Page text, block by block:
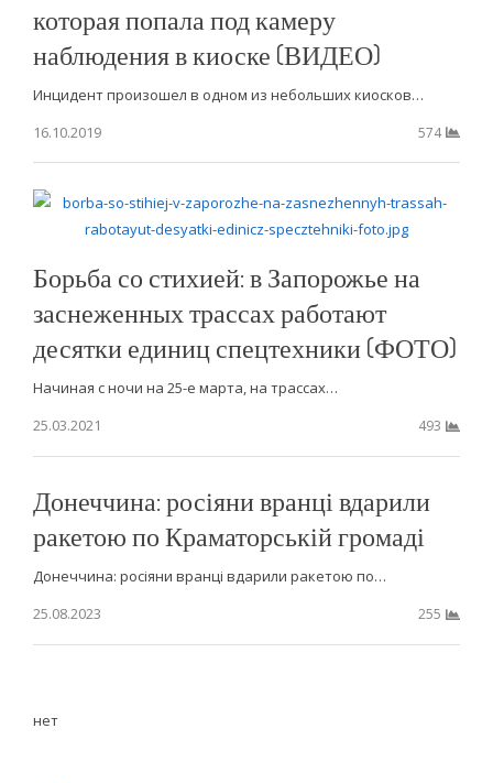
которая попала под камеру
наблюдения в киоске (ВИДЕО)
Инцидент произошел в одном из небольших киосков…
16.10.2019
574
Борьба со стихией: в Запорожье на
заснеженных трассах работают
десятки единиц спецтехники (ФОТО)
Начиная с ночи на 25-е марта, на трассах…
25.03.2021
493
Донеччина: росіяни вранці вдарили
ракетою по Краматорській громаді
Донеччина: росіяни вранці вдарили ракетою по…
25.08.2023
255
нет